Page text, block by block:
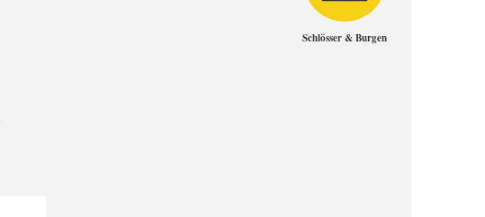
Schlösser & Burgen